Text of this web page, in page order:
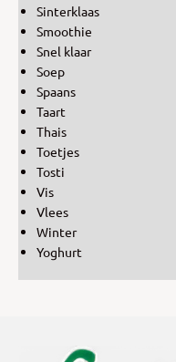
Sinterklaas
Smoothie
Snel klaar
Soep
Spaans
Taart
Thais
Toetjes
Tosti
Vis
Vlees
Winter
Yoghurt